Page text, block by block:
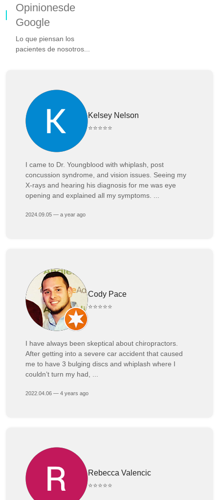
Opinionesde
Google
Lo que piensan los
pacientes de nosotros...
Kelsey Nelson
⭐⭐⭐⭐⭐
I came to Dr. Youngblood with whiplash, post
concussion syndrome, and vision issues. Seeing my
X-rays and hearing his diagnosis for me was eye
opening and explained all my symptoms. ...
2024.09.05 — a year ago
Cody Pace
⭐⭐⭐⭐⭐
I have always been skeptical about chiropractors.
After getting into a severe car accident that caused
me to have 3 bulging discs and whiplash where I
couldn’t turn my had, ...
2022.04.06 — 4 years ago
Rebecca Valencic
⭐⭐⭐⭐⭐